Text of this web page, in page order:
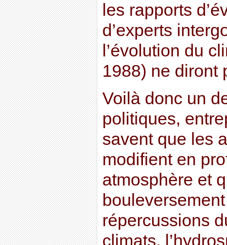
les rapports
d’experts
l’évolution du
1988) ne diront
Voilà donc un
politiques,
savent que les
modifient en
atmosphère et
répercussions
climats,